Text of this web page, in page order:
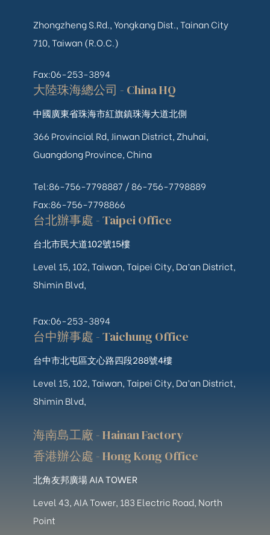
Zhongzheng S.Rd., Yongkang Dist., Tainan City
710, Taiwan (R.O.C.)
Fax:06-253-3894
大陸珠海總公司 - China HQ
中國廣東省珠海市紅旗鎮珠海大道北側
366 Provincial Rd, Jinwan District, Zhuhai,
Guangdong Province, China
Tel:86-756-7798887 / 86-756-7798889
Fax:86-756-7798866
台北辦事處 - Taipei Office
台北市民大道102號15樓
Level 15, 102, Taiwan, Taipei City, Da’an District,
Shimin Blvd,
Fax:06-253-3894
台中辦事處 - Taichung Office
台中市北屯區文心路四段288號4樓
Level 15, 102, Taiwan, Taipei City, Da’an District,
Shimin Blvd,
海南島工廠 - Hainan Factory
香港辦公處 - Hong Kong Office
北角友邦廣場 AIA TOWER
Level 43, AIA Tower, 183 Electric Road, North
Point